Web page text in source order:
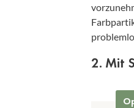
2. Mit